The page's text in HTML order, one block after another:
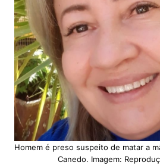
Homem é preso suspeito de matar a
Canedo. Imagem: